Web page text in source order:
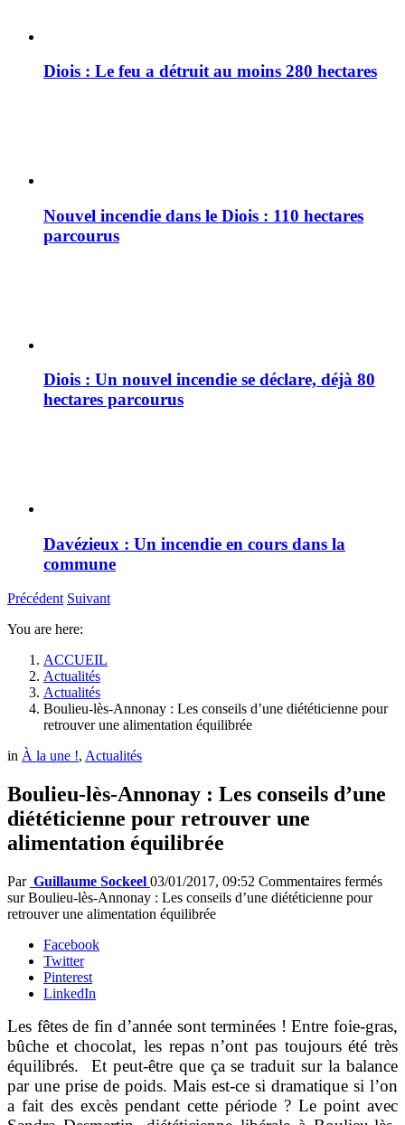
Diois : Le feu a détruit au moins 280 hectares
Nouvel incendie dans le Diois : 110 hectares
parcourus
Diois : Un nouvel incendie se déclare, déjà 80
hectares parcourus
Davézieux : Un incendie en cours dans la
commune
Précédent Suivant
You are here:
ACCUEIL
Actualités
Actualités
Boulieu-lès-Annonay : Les conseils d’une diététicienne pour
retrouver une alimentation équilibrée
in À la une !, Actualités
Boulieu-lès-Annonay : Les conseils d’une
diététicienne pour retrouver une
alimentation équilibrée
Par Guillaume Sockeel 03/01/2017, 09:52 Commentaires fermés
sur Boulieu-lès-Annonay : Les conseils d’une diététicienne pour
retrouver une alimentation équilibrée
Facebook
Twitter
Pinterest
LinkedIn
Les fêtes de fin d’année sont terminées ! Entre foie-gras,
bûche et chocolat, les repas n’ont pas toujours été très
équilibrés. Et peut-être que ça se traduit sur la balance
par une prise de poids. Mais est-ce si dramatique si l’on
a fait des excès pendant cette période ? Le point avec